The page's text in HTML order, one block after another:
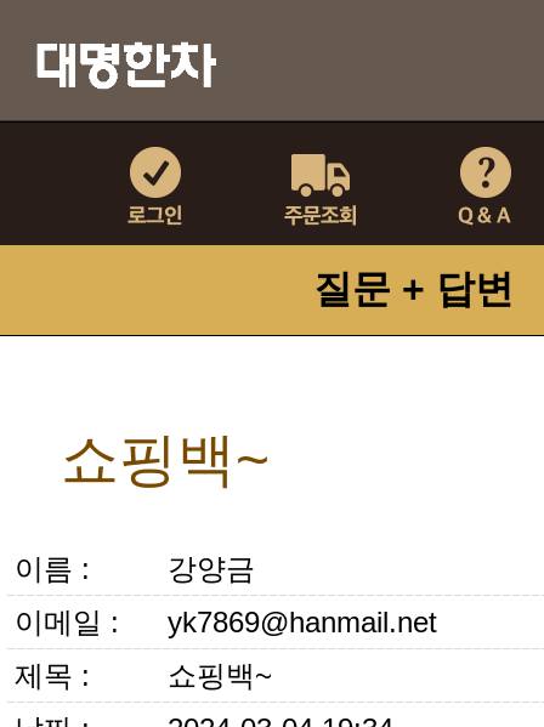
질문 + 답변
쇼핑백~
이름 :
강양금
이메일 :
yk7869@hanmail.net
제목 :
쇼핑백~